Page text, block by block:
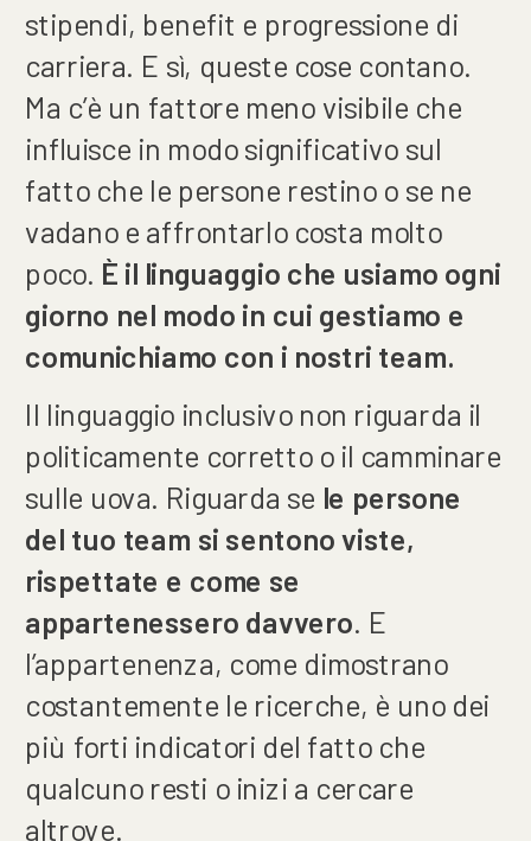
stipendi, benefit e progressione di
carriera. E sì, queste cose contano.
Ma c’è un fattore meno visibile che
influisce in modo significativo sul
fatto che le persone restino o se ne
vadano e affrontarlo costa molto
poco. È il linguaggio che usiamo ogni
giorno nel modo in cui gestiamo e
comunichiamo con i nostri team.
Il linguaggio inclusivo non riguarda il
politicamente corretto o il camminare
sulle uova. Riguarda se le persone
del tuo team si sentono viste,
rispettate e come se
appartenessero davvero. E
l’appartenenza, come dimostrano
costantemente le ricerche, è uno dei
più forti indicatori del fatto che
qualcuno resti o inizi a cercare
altrove.